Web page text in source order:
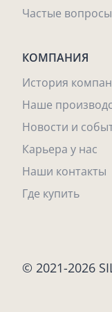
Частые вопросы
КОМПАНИЯ
История
Наше
Новости и
Карьера у нас
Наши контакты
Где купить
© 2021-2026